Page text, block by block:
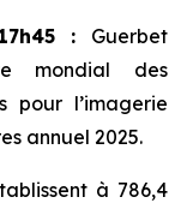
: Guerbet
mondial des
pour l’imagerie
annuel 2025.
à 786,4